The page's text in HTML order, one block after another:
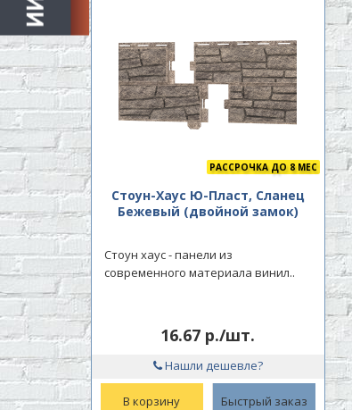
РАССРОЧКА ДО 8 МЕС
Стоун-Хаус Ю-Пласт, Сланец
Бежевый (двойной замок)
Стоун хаус - панели из
современного материала винил..
16.67 р./шт.
Нашли дешевле?
В корзину
Быстрый заказ